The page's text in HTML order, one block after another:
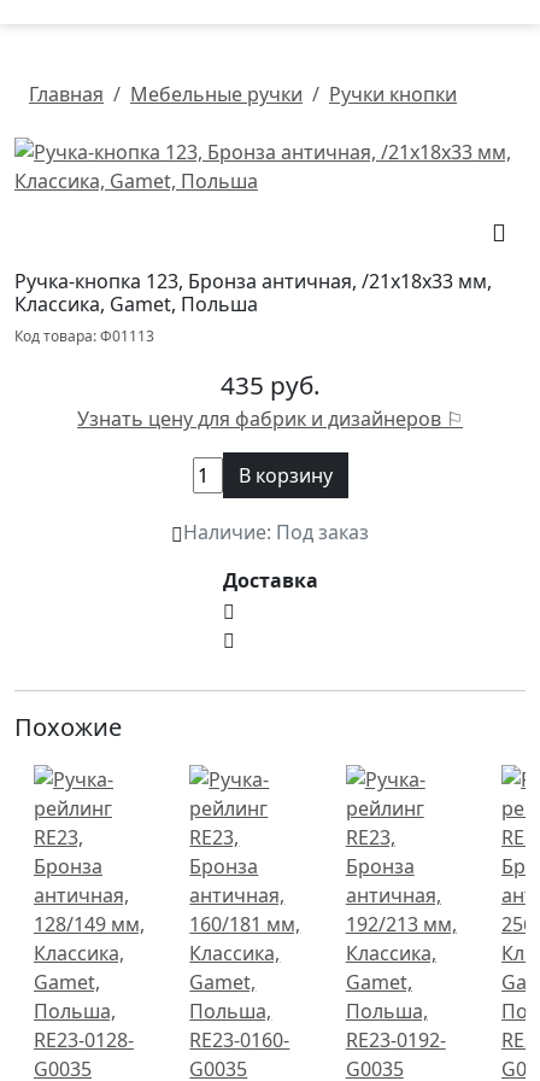
Главная Мебельные ручки Ручки кнопки
Ручка-кнопка 123, Бронза античная, /21х18х33 мм,
Классика, Gamet, Польша
Код товара: Ф01113
435 руб.
Узнать цену для фабрик и дизайнеров ⚐
В корзину
Наличие: Под заказ
Доставка
Похожие